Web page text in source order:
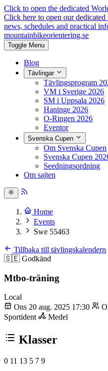
Click to open the dedicated
Click here to open our
news, schedules and practical
mountainbikeorientering.se
Toggle Menu
Blog
Tävlingar
Tävlingsprogram
VM i Sverige 2026
SM i Uppsala 2026
Haninge 2026
O-Ringen 2026
Eventor
Svenska Cupen
Om Svenska Cupen
Svenska Cupen
Seedningsordning
Om sajten
Home
Events
Swe 55463
Tillbaka till tävlingskalendern
🇸🇪 Godkänd
Mtbo-träning
Local
Ons 20 aug. 2025 17:30
Sportident
Medel
Klasser
0 11 13 5 7 9